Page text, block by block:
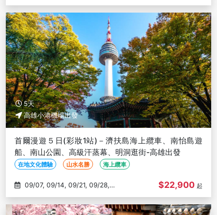
09/01
5天
高雄小港機場出發
首爾漫遊５日(彩妝1站)－濟扶島海上纜車、南怡島遊
船、南山公園、高級汗蒸幕、明洞逛街-高雄出發
在地文化體驗 山水名勝 海上纜車
10/05
$22,900 起